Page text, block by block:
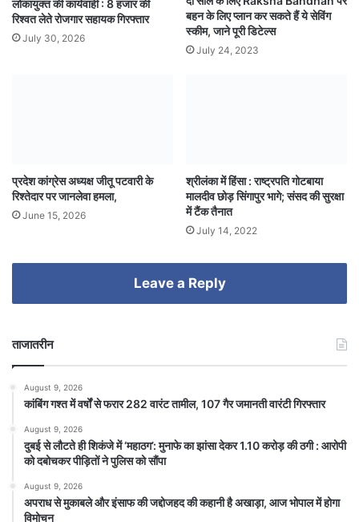
लोकायुक्त की कार्यवाही : 8 हजार की
रिश्वत लेते रोजगार सहायक गिरफ्तार
July 30, 2026
बहन के लिए प्लान कर सकते हैं ये सेविंग
स्कीम, जाने पूरी डिटेल्स
July 24, 2023
प्रदेश कांग्रेस अध्यक्ष जीतू पटवारी के
रिश्तेदार पर जानलेवा हमला,
June 15, 2026
श्रीलंका में हिंसा : राष्ट्रपति गोटबाया
मालदीव छोड़ सिंगापुर भागे; संसद की सुरक्षा
में टैंक तैनात
July 14, 2022
Leave a Reply
ताजातरीन
August 9, 2026
कांबिंग गश्त में वर्षों से फरार 282 वारंट तामील, 107 गैर जमानती वारंटी गिरफ्तार
August 9, 2026
दुबई से लौटते ही शिकंजे में ‘महाठग’: मुनाफे का झांसा देकर 1.10 करोड़ की ठगी : आरोपी
को दबोचकर पीड़ितों ने पुलिस को सौंपा
August 9, 2026
अपराध से मुकाबले और इंसाफ की जद्दोजहद की कहानी है अखाड़ा, आज भोपाल में होगा
विमोचन